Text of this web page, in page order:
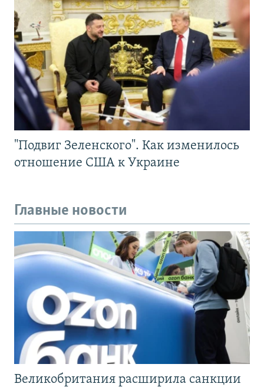
"Подвиг Зеленского". Как изменилось
отношение США к Украине
Главные новости
Великобритания расширила санкции